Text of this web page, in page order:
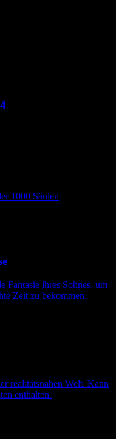
1000 Säulen
Fantasie ihres Sohnes, um
Zeit zu bekommen.
realitätsnahen Welt. Kann
enthalten.